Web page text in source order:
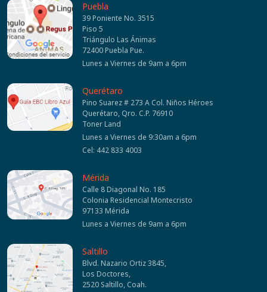
Puebla
39 Poniente No. 3515
Piso 5
Triángulo Las Ánimas
72400 Puebla Pue.
Lunes a Viernes de 9am a 6pm
Querétaro
Pino Suarez # 273 A Col. Niños Héroes
Querétaro, Qro. C.P. 76910
Toner Land
Lunes a Viernes de 9:30am a 6pm
Cel: 442 833 4003
Mérida
Calle 8 Diagonal No. 185
Colonia Residencial Montecristo
97133 Mérida
Lunes a Viernes de 9am a 6pm
Saltillo
Blvd. Nazario Ortiz 3845,
Los Doctores,
2520 Saltillo, Coah.